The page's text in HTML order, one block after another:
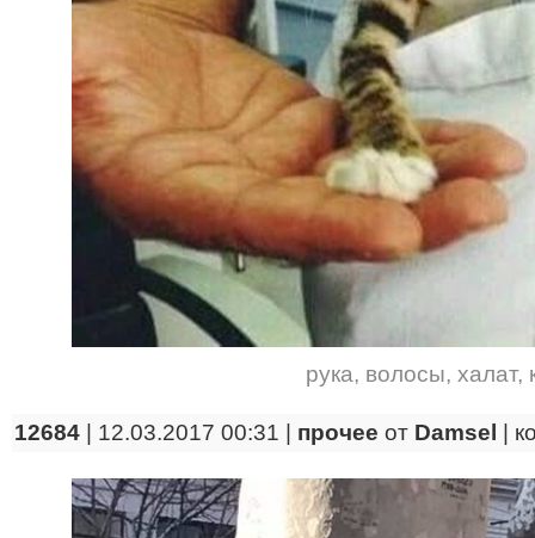
рука, волосы, халат,
12684 | 12.03.2017 00:31 | прочее от Damsel